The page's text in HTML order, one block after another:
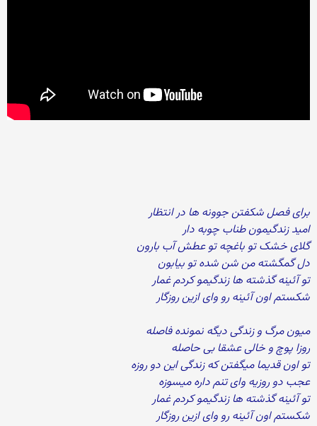
برای فصل شکفتن جوونه ها در انتظار
امید زندگیمون طناب چوبه دار
گلای خشک تو باغچه تو عطش آب بارون
دل گمگشته من شن شده تو بیابون
تو آئینه گذشته ها زندگیمو کردم غمار
شکستم اون آئینه رو وای ازین روزگار
میون مرگ و زندگی دیگه نمونده فاصله
روزا پوچ و خالی عشقا بی حاصله
تو اون قدیما میگفتن که زندگی این دو روزه
عجب دو روزیه وای تنم داره میسوزه
تو آئینه گذشته ها زندگیمو کردم غمار
شکستم اون آئینه رو وای ازین روزگار